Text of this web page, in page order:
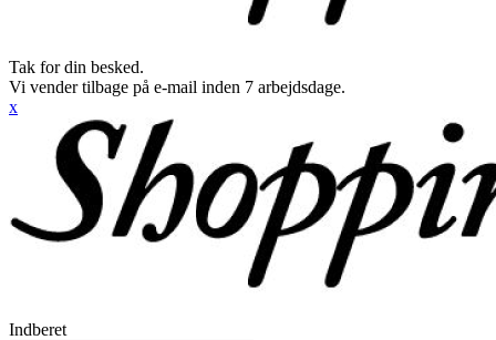
Tak for din besked.
Vi vender tilbage på e-mail inden 7 arbejdsdage.
x
Indberet